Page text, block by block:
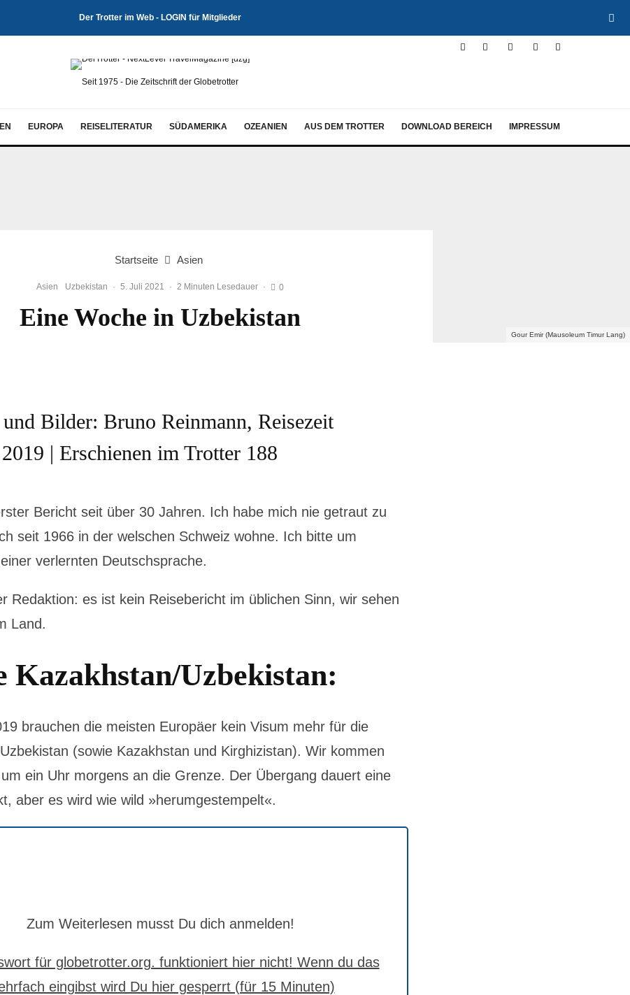
Der Trotter im Web - LOGIN für Mitglieder
Seit 1975 - Die Zeitschrift der Globetrotter
EUROPA REISELITERATUR SÜDAMERIKA OZEANIEN AUS DEM TROTTER DOWNLOAD BEREICH IMPRESSUM
Gour Emir (Mausoleum Timur Lang)
Startseite Asien
Asien Uzbekistan · 5. Juli 2021 · 2 Minuten Lesedauer · 0
Eine Woche in Uzbekistan
Bilder: Bruno Reinmann, Reisezeit
| Erschienen im Trotter 188
Bericht seit über 30 Jahren. Ich habe mich nie getraut zu
seit 1966 in der welschen Schweiz wohne. Ich bitte um
verlernten Deutschsprache.
Redaktion: es ist kein Reisebericht im üblichen Sinn, wir sehen
Land.
Kazakhstan/Uzbekistan:
brauchen die meisten Europäer kein Visum mehr für die
(sowie Kazakhstan und Kirghizistan). Wir kommen
ein Uhr morgens an die Grenze. Der Übergang dauert eine
aber es wird wie wild »herumgestempelt«.
Zum Weiterlesen musst Du dich anmelden!
für globetrotter.org. funktioniert hier nicht! Wenn du das
eingibst wird Du hier gesperrt (für 15 Minuten)